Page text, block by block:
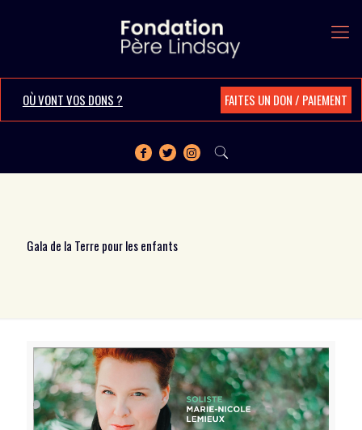
OÙ VONT VOS DONS ? FAITES UN DON / PAIEMENT
Gala de la Terre pour les enfants